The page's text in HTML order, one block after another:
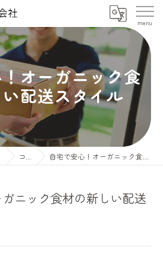
オーガニック食
配送スタイル
コラム 自宅で安心！オーガニック食材の新しい配送スタイル
ニック食材の新しい配送